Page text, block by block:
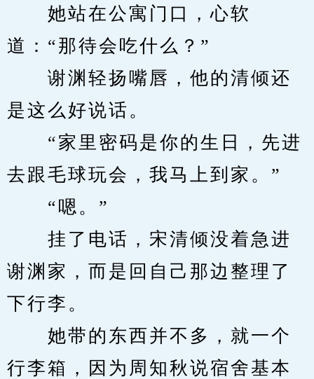
她站在公寓门口，心软
道：“那待会吃什么？”
谢渊轻扬嘴唇，他的清倾还
是这么好说话。
“家里密码是你的生日，先进
去跟毛球玩会，我马上到家。”
“嗯。”
挂了电话，宋清倾没着急进
谢渊家，而是回自己那边整理了
下行李。
她带的东西并不多，就一个
行李箱，因为周知秋说宿舍基本